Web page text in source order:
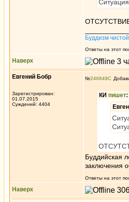
ОТСУТСТВИЕ
Буддизм
Ответы на этот
Наверх
Евгений Бобр
Зарегистрирован:
01.07.2015
Суждений: 4404
№246849
КИ пишет:
Буддийская
заключения
Ответы на этот
Наверх